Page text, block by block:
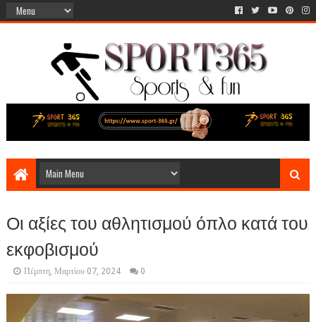
Οι αξίες του αθλητισμού όπλο κατά του
εκφοβισμού
Πέμπτη, Μαρτίου 07, 2024 0